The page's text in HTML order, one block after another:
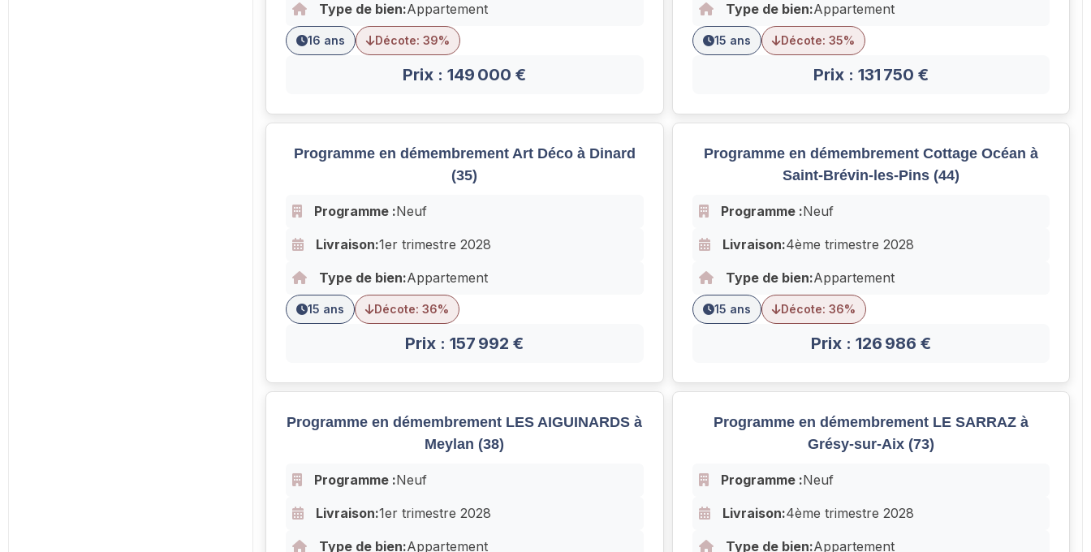
Type de bien:Appartement
16 ans Décote: 39%
Prix : 149 000 €
Type de bien:Appartement
15 ans Décote: 35%
Prix : 131 750 €
Programme en démembrement Art Déco à Dinard
(35)
Programme :Neuf
Livraison:1er trimestre 2028
Type de bien:Appartement
15 ans Décote: 36%
Prix : 157 992 €
Programme en démembrement Cottage Océan à
Saint-Brévin-les-Pins (44)
Programme :Neuf
Livraison:4ème trimestre 2028
Type de bien:Appartement
15 ans Décote: 36%
Prix : 126 986 €
Programme en démembrement LES AIGUINARDS à
Meylan (38)
Programme :Neuf
Livraison:1er trimestre 2028
Type de bien:Appartement
Programme en démembrement LE SARRAZ à
Grésy-sur-Aix (73)
Programme :Neuf
Livraison:4ème trimestre 2028
Type de bien:Appartement